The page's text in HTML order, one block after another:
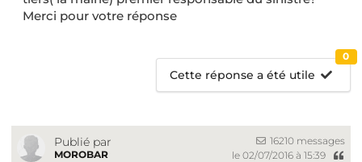
Merci pour votre réponse
Cette réponse a été utile
0
Publié par
MOROBAR
16210 messages
le 02/07/2016 à 15:39